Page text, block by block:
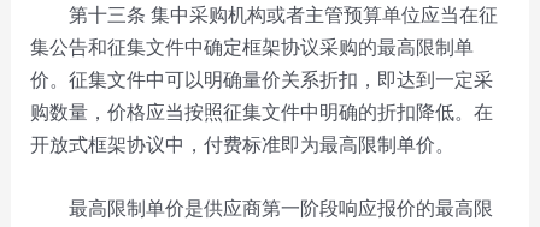
第十三条 集中采购机构或者主管预算单位应当在征
集公告和征集文件中确定框架协议采购的最高限制单
价。征集文件中可以明确量价关系折扣，即达到一定采
购数量，价格应当按照征集文件中明确的折扣降低。在
开放式框架协议中，付费标准即为最高限制单价。
最高限制单价是供应商第一阶段响应报价的最高限